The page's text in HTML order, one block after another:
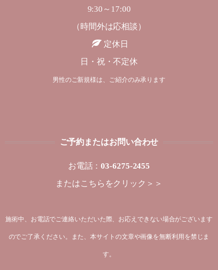
9:30～17:00
（時間外は応相談）
定休日
日・祝・不定休
男性のご新規様は、ご紹介のみ承ります
ご予約またはお問い合わせ
お電話：03-6275-2455
またはこちらをクリック＞＞
施術中、お電話でご連絡いただいた際、お応えできない場合がございます
のでご了承ください。また、本サイトの文章や画像を無断利用を禁じま
す。